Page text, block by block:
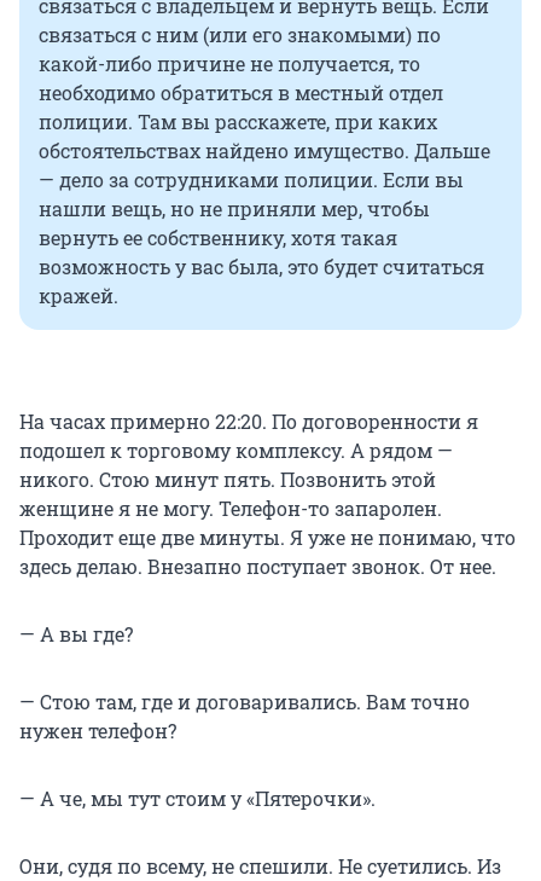
связаться с владельцем и вернуть вещь. Если
связаться с ним (или его знакомыми) по
какой-либо причине не получается, то
необходимо обратиться в местный отдел
полиции. Там вы расскажете, при каких
обстоятельствах найдено имущество. Дальше
— дело за сотрудниками полиции. Если вы
нашли вещь, но не приняли мер, чтобы
вернуть ее собственнику, хотя такая
возможность у вас была, это будет считаться
кражей.
На часах примерно 22:20. По договоренности я
подошел к торговому комплексу. А рядом —
никого. Стою минут пять. Позвонить этой
женщине я не могу. Телефон-то запаролен.
Проходит еще две минуты. Я уже не понимаю, что
здесь делаю. Внезапно поступает звонок. От нее.
— А вы где?
— Стою там, где и договаривались. Вам точно
нужен телефон?
— А че, мы тут стоим у «Пятерочки».
Они, судя по всему, не спешили. Не суетились. Из